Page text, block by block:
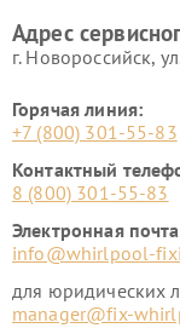
Адрес
г. Новороссийск,
Горячая линия:
+7 (800) 301-55-83
Контактный
8 (800) 301-55-83
Электронная
info@whirlpool-
для юридических
manager@fix-